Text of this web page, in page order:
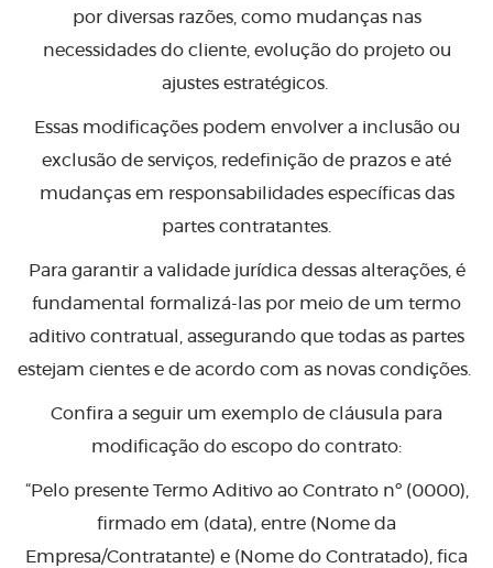
por diversas razões, como mudanças nas
necessidades do cliente, evolução do projeto ou
ajustes estratégicos.
Essas modificações podem envolver a inclusão ou
exclusão de serviços, redefinição de prazos e até
mudanças em responsabilidades específicas das
partes contratantes.
Para garantir a validade jurídica dessas alterações, é
fundamental formalizá-las por meio de um termo
aditivo contratual, assegurando que todas as partes
estejam cientes e de acordo com as novas condições.
Confira a seguir um exemplo de cláusula para
modificação do escopo do contrato:
“Pelo presente Termo Aditivo ao Contrato nº (0000),
firmado em (data), entre (Nome da
Empresa/Contratante) e (Nome do Contratado), fica